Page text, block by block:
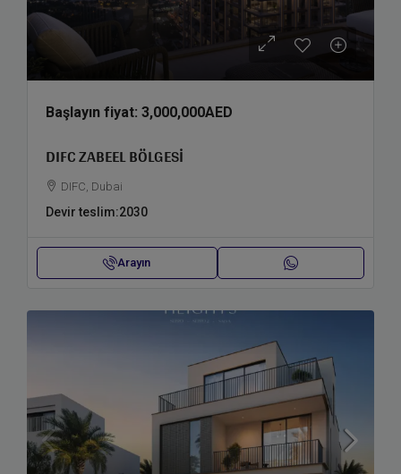
Başlayın fiyat: 3,000,000AED
DIFC ZABEEL BÖLGESI
DIFC, Dubai
Devir teslim:2030
Arayın